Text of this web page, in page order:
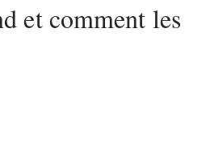
et comment les